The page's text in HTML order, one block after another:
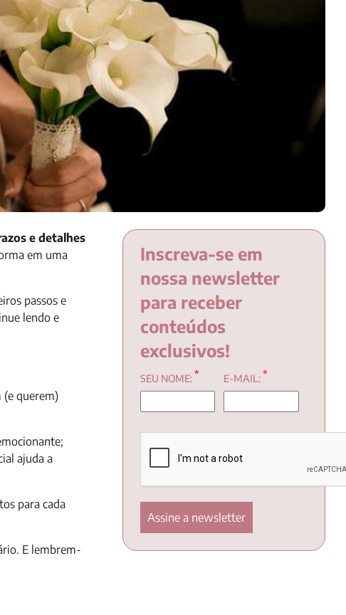
e detalhes
em uma
passos e
lendo e
(e querem)
ajuda a
para cada
E lembrem-
Inscreva-se em
nossa newsletter
para receber
conteúdos
exclusivos!
SEU NOME:* E-MAIL:*